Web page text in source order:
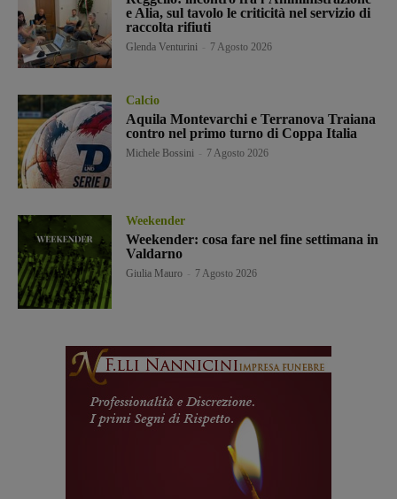
e Alia, sul tavolo le criticità nel servizio di
raccolta rifiuti
Glenda Venturini 7 Agosto 2026
Calcio
Aquila Montevarchi e Terranova Traiana
contro nel primo turno di Coppa Italia
Michele Bossini 7 Agosto 2026
Weekender
Weekender: cosa fare nel fine settimana in
Valdarno
Giulia Mauro 7 Agosto 2026